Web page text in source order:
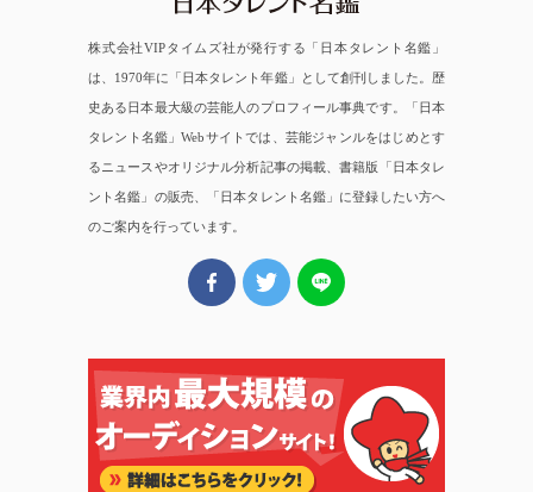
株式会社VIPタイムズ社が発行する「日本タレント名鑑」
は、1970年に「日本タレント年鑑」として創刊しました。歴
史ある日本最大級の芸能人のプロフィール事典です。「日本
タレント名鑑」Webサイトでは、芸能ジャンルをはじめとす
るニュースやオリジナル分析記事の掲載、書籍版「日本タレ
ント名鑑」の販売、「日本タレント名鑑」に登録したい方へ
のご案内を行っています。